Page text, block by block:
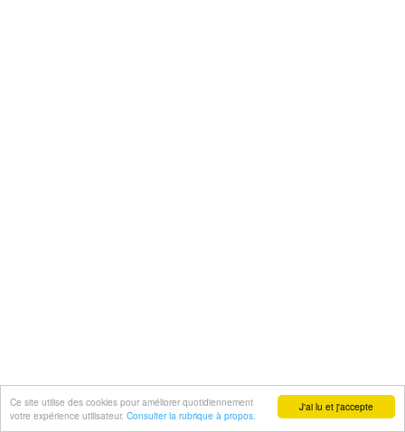
J'ai lu et j'accepte
Ce site utilise des cookies pour améliorer quotidiennement
votre expérience utilisateur. Consulter la rubrique à propos.